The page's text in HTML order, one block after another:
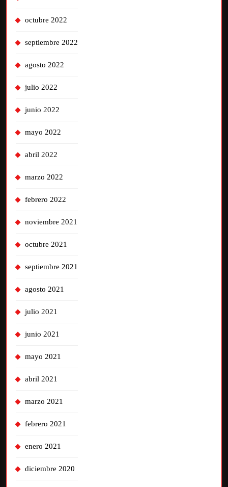
octubre 2022
septiembre 2022
agosto 2022
julio 2022
junio 2022
mayo 2022
abril 2022
marzo 2022
febrero 2022
noviembre 2021
octubre 2021
septiembre 2021
agosto 2021
julio 2021
junio 2021
mayo 2021
abril 2021
marzo 2021
febrero 2021
enero 2021
diciembre 2020